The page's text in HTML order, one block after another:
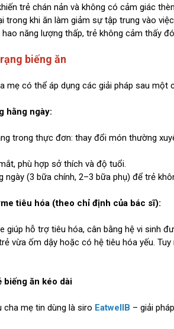
trẻ chán nản và không có cảm giác
trong khi ăn làm giảm sự tập trung vào
năng lượng thấp, trẻ không cảm thấy
biếng ăn
mẹ có thể áp dụng các giải pháp sau một
hằng ngày:
trong thực đơn: thay đổi món thường
phù hợp sở thích và độ tuổi.
(3 bữa chính, 2–3 bữa phụ) để trẻ
tiêu hóa (theo chỉ định của bác sĩ):
giúp hỗ trợ tiêu hóa, cân bằng hệ vi sinh
vừa ốm dậy hoặc có hệ tiêu hóa yếu.
biếng ăn kéo dài
mẹ tin dùng là siro EatwellB – giải